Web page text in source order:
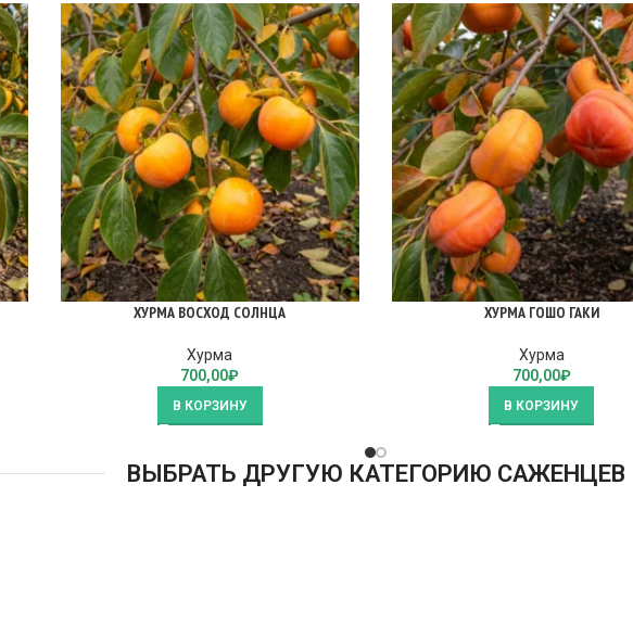
ХУРМА ВОСХОД СОЛНЦА
Хурма
700,00₽
В КОРЗИНУ
ХУРМА ГОШО ГАКИ
Хурма
700,00₽
В КОРЗИНУ
ВЫБРАТЬ ДРУГУЮ КАТЕГОРИЮ САЖЕНЦЕВ